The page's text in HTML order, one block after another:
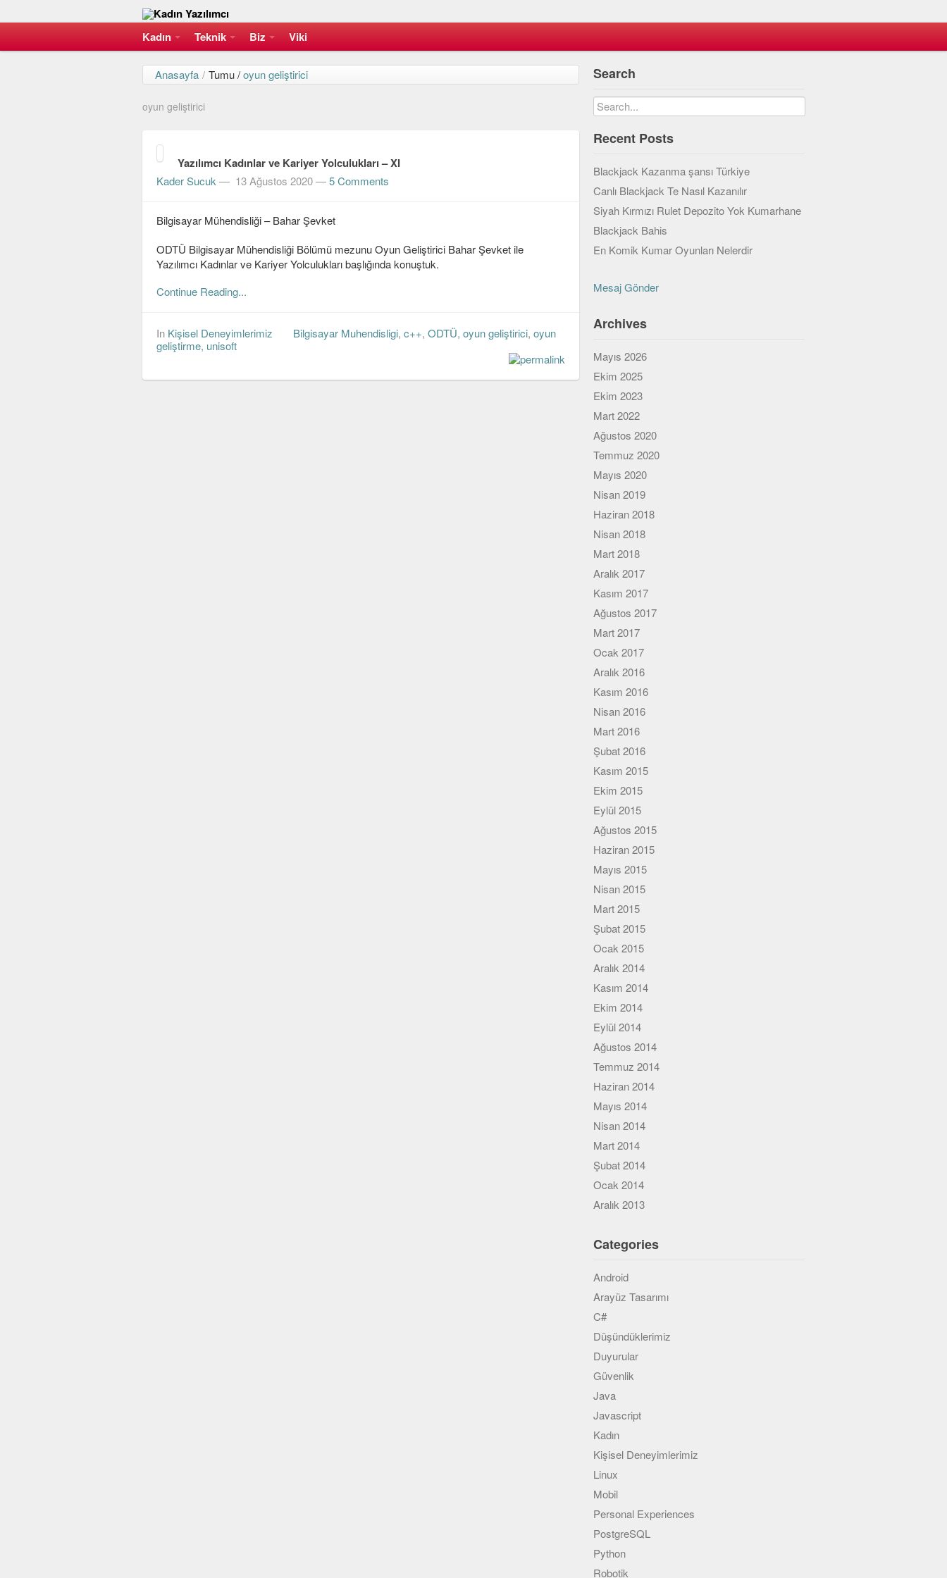
Kadın Teknik Biz Viki
Anasayfa / Tumu /oyun geliştirici
oyun geliştirici
Yazılımcı Kadınlar ve Kariyer Yolculukları – XI
Kader Sucuk — 13 Ağustos 2020—5 Comments
Bilgisayar Mühendisliği – Bahar Şevket
ODTÜ Bilgisayar Mühendisliği Bölümü mezunu Oyun Geliştirici Bahar Şevket ile
Yazılımcı Kadınlar ve Kariyer Yolculukları başlığında konuştuk.
Continue Reading...
In Kişisel Deneyimlerimiz Bilgisayar Muhendisligi, c++, ODTÜ, oyun geliştirici, oyun
geliştirme, unisoft
Search
Recent Posts
Blackjack Kazanma şansı Türkiye
Canlı Blackjack Te Nasıl Kazanılır
Siyah Kırmızı Rulet Depozito Yok Kumarhane
Blackjack Bahis
En Komik Kumar Oyunları Nelerdir
Mesaj Gönder
Archives
Mayıs 2026
Ekim 2025
Ekim 2023
Mart 2022
Ağustos 2020
Temmuz 2020
Mayıs 2020
Nisan 2019
Haziran 2018
Nisan 2018
Mart 2018
Aralık 2017
Kasım 2017
Ağustos 2017
Mart 2017
Ocak 2017
Aralık 2016
Kasım 2016
Nisan 2016
Mart 2016
Şubat 2016
Kasım 2015
Ekim 2015
Eylül 2015
Ağustos 2015
Haziran 2015
Mayıs 2015
Nisan 2015
Mart 2015
Şubat 2015
Ocak 2015
Aralık 2014
Kasım 2014
Ekim 2014
Eylül 2014
Ağustos 2014
Temmuz 2014
Haziran 2014
Mayıs 2014
Nisan 2014
Mart 2014
Şubat 2014
Ocak 2014
Aralık 2013
Categories
Android
Arayüz Tasarımı
C#
Düşündüklerimiz
Duyurular
Güvenlik
Java
Javascript
Kadın
Kişisel Deneyimlerimiz
Linux
Mobil
Personal Experiences
PostgreSQL
Python
Robotik